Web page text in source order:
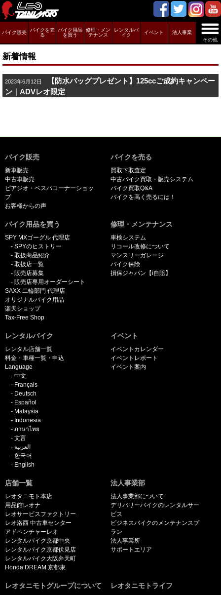
その他
バイク販売
バイクを売
る
バイク用品
を買う
修理・メン
テナンス
レンタルバ
イク
イベント 法人事業
新着情報
2023年6月12日
【防水バッグプレゼント】125ccご成約キャンペー
ン｜ADVレオ限定
バイク販売
新車販売
中古車販売
ピアジオ・ベスパコーナーショッ
プ
お客様からの声
バイクを売る
買取下取査定
中古バイク買取・販売システム
バイク買取Q&A
バイクを高く売るには！
バイク用品を買う
SPY MXゴーグル 代理店
SPYのヒストリー
取扱商品紹介
取扱店一覧
販売店募集
販売店専用オーダーシート
SAXX 二輪部門 代理店
オリジナルバイク用品
楽天ショップ
Tax-Free Shop
修理・メンテナンス
車検システム
リコール改修について
マンスリーガレージ
バイク保険
損保ジャパン【i自賠】
レンタルバイク
レンタル店舗一覧
料金・車種一覧・申込
Language
中文
Français
Deutsch
Español
Malaysia
Indonesia
ภาษาไทย
文言
العربية
한국어
English
イベント
イベントカレンダー
イベントレポート
イベント案内
店舗一覧
レオタニモト本店
用品館レオナ
レオサービスファクトリー
レオ洛西 中古車センター
アドベンチャーレオ
レンタルバイク京都中央
レンタルバイク京都伏見店
レンタルバイク大阪弁天町
Honda DREAM 京都東
法人事業部
法人事業部について
デリバリーバイクのレンタルサー
ビス
ビジネスバイクのメンテナンスプ
ラン
法人事業所
サポートエリア
レオタニモトグループについて レオタニモトライフ